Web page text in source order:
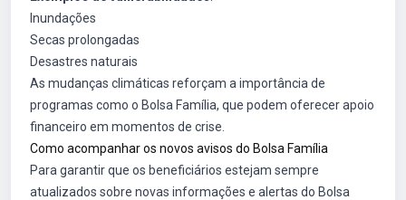
Inundações
Secas prolongadas
Desastres naturais
As mudanças climáticas reforçam a importância de
programas como o Bolsa Família, que podem oferecer apoio
financeiro em momentos de crise.
Como acompanhar os novos avisos do Bolsa Família
Para garantir que os beneficiários estejam sempre
atualizados sobre novas informações e alertas do Bolsa